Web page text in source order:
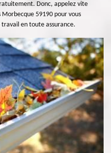
Donc, appelez vite
Morbecque 59190 pour vous
en toute assurance.